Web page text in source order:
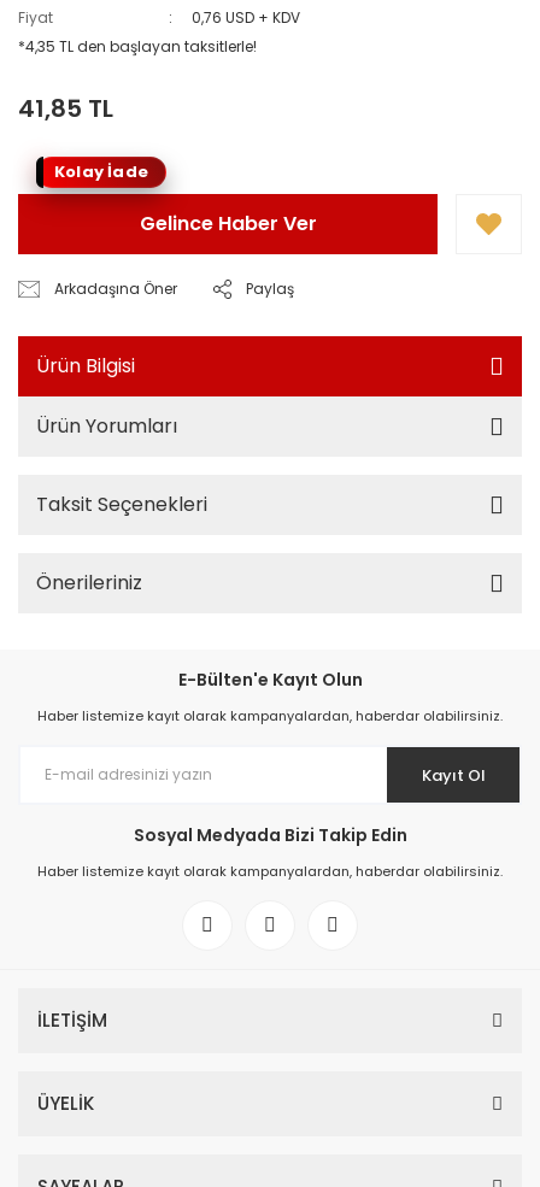
Fiyat
0,76 USD + KDV
*4,35 TL den başlayan taksitlerle!
41,85 TL
Kolay İade
Gelince Haber Ver
Arkadaşına Öner Paylaş
Ürün Bilgisi
Ürün Yorumları
Taksit Seçenekleri
Önerileriniz
E-Bülten'e Kayıt Olun
Haber listemize kayıt olarak kampanyalardan, haberdar olabilirsiniz.
Kayıt Ol
Sosyal Medyada Bizi Takip Edin
Haber listemize kayıt olarak kampanyalardan, haberdar olabilirsiniz.
İLETİŞİM
ÜYELİK